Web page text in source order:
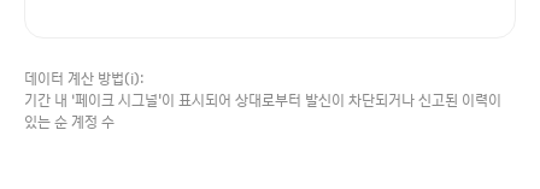
데이터 계산 방법(i):
기간 내 ‘페이크 시그널'이 표시되어 상대로부터 발신이 차단되거나 신고된 이력이
있는 순 계정 수